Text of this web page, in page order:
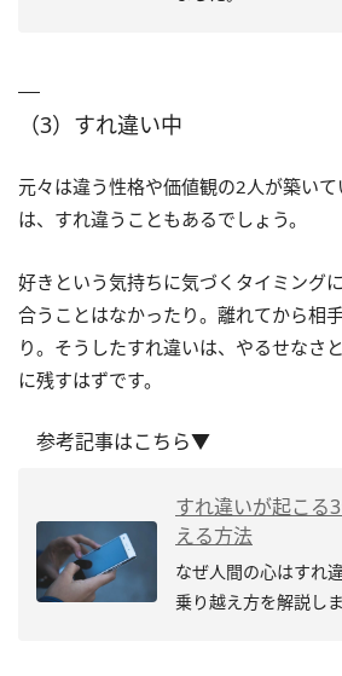
（3）すれ違い中
元々は違う性格や価値観の2人が築い
は、すれ違うこともあるでしょう。
好きという気持ちに気づくタイミング
合うことはなかったり。離れてから相
り。そうしたすれ違いは、やるせなさ
に残すはずです。
参考記事はこちら▼
すれ違いが起こる
える方法
なぜ人間の心はすれ
乗り越え方を解説しま